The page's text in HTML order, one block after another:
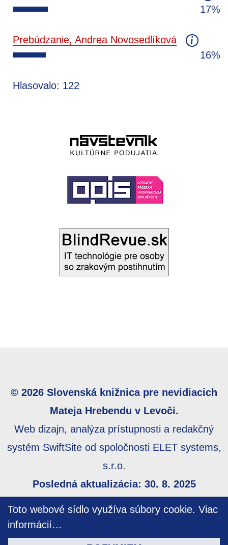
Toto webové sídlo využíva súbory cookie. Viac
informácií…
17%
Prebúdzanie, Andrea Novosedlíková
16%
Hlasovalo: 122
© 2026 Slovenská knižnica pre nevidiacich
Mateja Hrebendu v Levoči.
Web dizajn, analýza prístupnosti a redakčný
systém SwiftSite od spoločnosti ELET systems,
s.r.o.
Posledná aktualizácia: 30. 8. 2025
prístupnosti